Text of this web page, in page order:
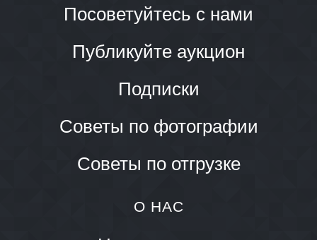
Посоветуйтесь с нами
Публикуйте аукцион
Подписки
Советы по фотографии
Советы по отгрузке
О НАС